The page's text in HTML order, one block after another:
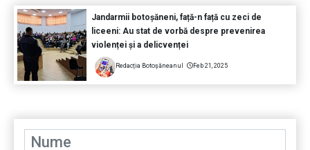
Jandarmii botoșăneni, față-n față cu zeci de
liceeni: Au stat de vorbă despre prevenirea
violenței și a delicvenței
Redacția Botoșăneanul Feb 21, 2025